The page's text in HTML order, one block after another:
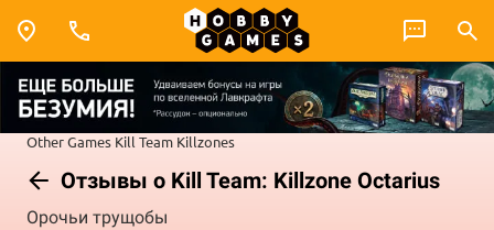
Other Games Kill Team Killzones
Отзывы о Kill Team: Killzone Octarius
Орочьи трущобы